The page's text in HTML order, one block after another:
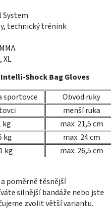
technický trénink
XL
Shock Bag Gloves
sportovce
Obvod ruky
menší ruka
kg
max. 21,5 cm
kg
max. 24 cm
kg
max. 26,5 cm
poměrně těsnější
silnější bandáže nebo jste
zvolit větší variantu.